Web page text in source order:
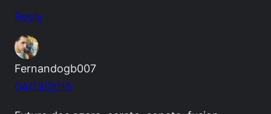
Reply
Fernandogb007
04/13/2015